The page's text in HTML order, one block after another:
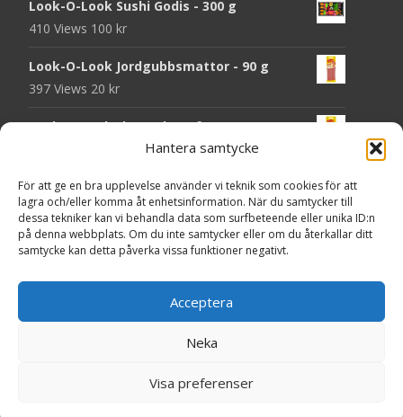
Hantera samtycke
För att ge en bra upplevelse använder vi teknik som cookies för att
lagra och/eller komma åt enhetsinformation. När du samtycker till
dessa tekniker kan vi behandla data som surfbeteende eller unika ID:n
på denna webbplats. Om du inte samtycker eller om du återkallar ditt
samtycke kan detta påverka vissa funktioner negativt.
Acceptera
Neka
Visa preferenser
Look-O-Look Sushi Godis - 300 g
410 Views 100 kr
Look-O-Look Jordgubbsmattor - 90 g
397 Views 20 kr
Look-O-Look Flygande Tefat - 20 g
Haribo Starmix - 170 g
387 Views 25kr
Godsaker "Till mitt hjärta" - Majas lyktor/
Powered by WordPress, Themei-craftby TemplatesNext.